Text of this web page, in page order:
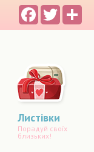
FacebookTwitter
Листівки
Порадуй своїх
близьких!